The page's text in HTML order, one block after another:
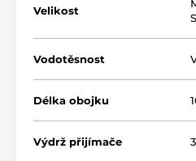
Velikost
Vodotěsnost
Délka obojku
Výdrž přijímače